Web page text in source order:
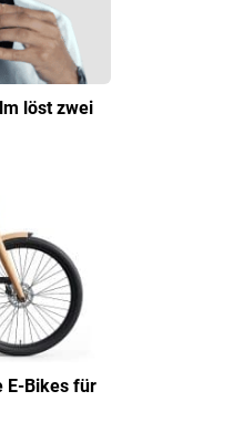
löst zwei
E-Bikes für